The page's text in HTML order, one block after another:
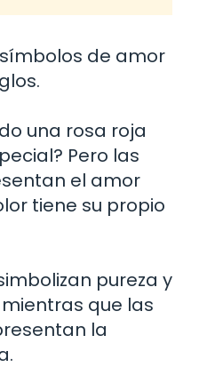
de amor
una rosa roja
Pero las
el amor
tiene su propio
pureza y
que las
la